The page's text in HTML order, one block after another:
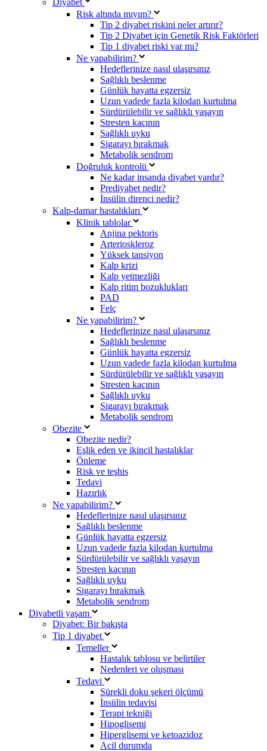
Risk altında mıyım?
Tip 2 diyabet riskini neler artırır?
Tip 2 Diyabet için Genetik Risk Faktörleri
Tip 1 diyabet riski var mı?
Ne yapabilirim?
Hedeflerinize nasıl ulaşırsınız
Sağlıklı beslenme
Günlük hayatta egzersiz
Uzun vadede fazla kilodan kurtulma
Sürdürülebilir ve sağlıklı yaşayın
Stresten kaçının
Sağlıklı uyku
Sigarayı bırakmak
Metabolik sendrom
Doğruluk kontrolü
Ne kadar insanda diyabet vardır?
Prediyabet nedir?
İnsülin direnci nedir?
Kalp-damar hastalıkları
Klinik tablolar
Anjina pektoris
Arterioskleroz
Yüksek tansiyon
Kalp krizi
Kalp yetmezliği
Kalp ritim bozuklukları
PAD
Felç
Ne yapabilirim?
Hedeflerinize nasıl ulaşırsınız
Sağlıklı beslenme
Günlük hayatta egzersiz
Uzun vadede fazla kilodan kurtulma
Sürdürülebilir ve sağlıklı yaşayın
Stresten kaçının
Sağlıklı uyku
Sigarayı bırakmak
Metabolik sendrom
Obezite
Obezite nedir?
Eşlik eden ve ikincil hastalıklar
Önleme
Risk ve teşhis
Tedavi
Hazırlık
Ne yapabilirim?
Hedeflerinize nasıl ulaşırsınız
Sağlıklı beslenme
Günlük hayatta egzersiz
Uzun vadede fazla kilodan kurtulma
Sürdürülebilir ve sağlıklı yaşayın
Stresten kaçının
Sağlıklı uyku
Sigarayı bırakmak
Metabolik sendrom
Diyabetli yaşam
Diyabet: Bir bakışta
Tip 1 diyabet
Temeller
Hastalık tablosu ve belirtiler
Nedenleri ve oluşması
Tedavi
Sürekli doku şekeri ölçümü
İnsülin tedavisi
Terapi tekniği
Hipoglisemi
Hiperglisemi ve ketoazidoz
Acil durumda